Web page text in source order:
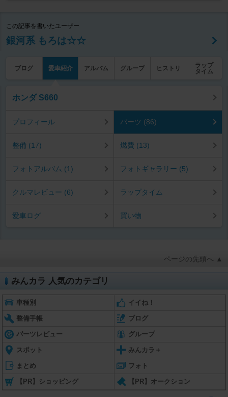
この記事を書いたユーザー
銀河系 もろは☆☆
ブログ 愛車紹介 アルバム グループ ヒストリ
ラップ
タイム
ホンダ S660
プロフィール パーツ (86)
整備 (17) 燃費 (13)
フォトアルバム (1) フォトギャラリー (5)
クルマレビュー (6) ラップタイム
愛車ログ 買い物
ページの先頭へ ▲
みんカラ 人気のカテゴリ
車種別 イイね！
整備手帳 ブログ
パーツレビュー グループ
スポット みんカラ＋
まとめ フォト
【PR】ショッピング 【PR】オークション